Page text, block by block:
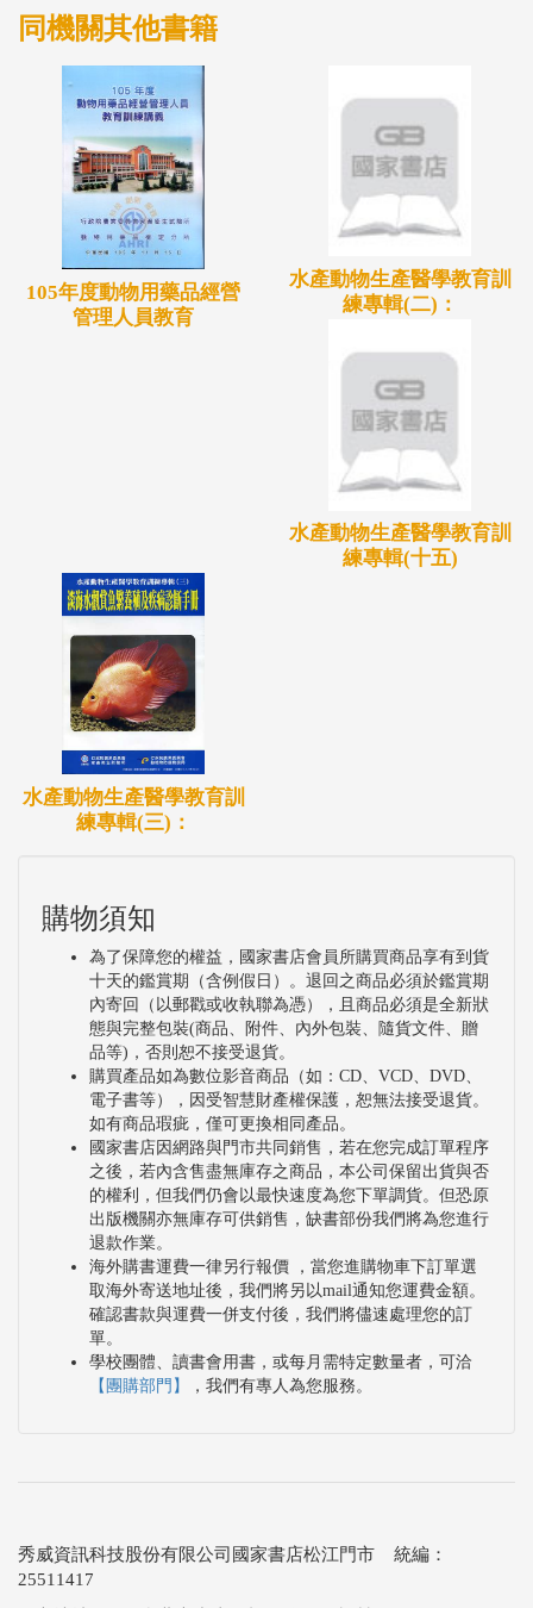
同機關其他書籍
105年度動物用藥品經營
管理人員教育
水產動物生產醫學教育訓
練專輯(二)：
水產動物生產醫學教育訓
練專輯(十五)
水產動物生產醫學教育訓
練專輯(三)：
購物須知
為了保障您的權益，國家書店會員所購買商品享有到貨
十天的鑑賞期（含例假日）。退回之商品必須於鑑賞期
內寄回（以郵戳或收執聯為憑），且商品必須是全新狀
態與完整包裝(商品、附件、內外包裝、隨貨文件、贈
品等)，否則恕不接受退貨。
購買產品如為數位影音商品（如：CD、VCD、DVD、
電子書等），因受智慧財產權保護，恕無法接受退貨。
如有商品瑕疵，僅可更換相同產品。
國家書店因網路與門市共同銷售，若在您完成訂單程序
之後，若內含售盡無庫存之商品，本公司保留出貨與否
的權利，但我們仍會以最快速度為您下單調貨。但恐原
出版機關亦無庫存可供銷售，缺書部份我們將為您進行
退款作業。
海外購書運費一律另行報價 ，當您進購物車下訂單選
取海外寄送地址後，我們將另以mail通知您運費金額。
確認書款與運費一併支付後，我們將儘速處理您的訂
單。
學校團體、讀書會用書，或每月需特定數量者，可洽
【團購部門】
，我們有專人為您服務。
秀威資訊科技股份有限公司國家書店松江門市 統編：
25511417